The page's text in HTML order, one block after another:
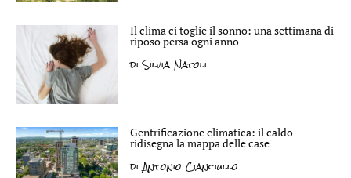
Il clima ci toglie il sonno: una settimana di
riposo persa ogni anno
diSilvia Natoli
Gentrificazione climatica: il caldo
ridisegna la mappa delle case
diAntonio Cianciullo